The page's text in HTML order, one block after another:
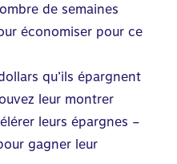
de semaines
économiser pour ce
qu’ils épargnent
leur montrer
leurs épargnes –
gagner leur